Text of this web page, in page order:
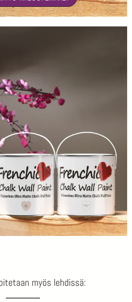
myös lehdissä: